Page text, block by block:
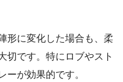
形に変化した場合も、柔
切です。特にロブやスト
ーが効果的です。